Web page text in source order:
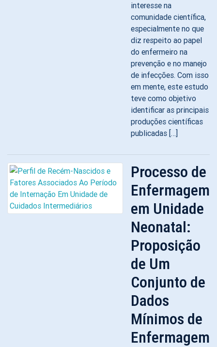
interesse na
comunidade científica,
especialmente no que
diz respeito ao papel
do enfermeiro na
prevenção e no manejo
de infecções. Com isso
em mente, este estudo
teve como objetivo
identificar as principais
produções científicas
publicadas […]
Processo de
Enfermagem
em Unidade
Neonatal:
Proposição
de Um
Conjunto de
Dados
Mínimos de
Enfermagem